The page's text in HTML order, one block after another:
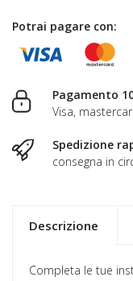
Potrai pagare con:
Pagamento
Visa,
Spedizione
consegna in
Descrizione
Completa le tue